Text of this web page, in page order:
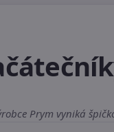
Prym vyniká